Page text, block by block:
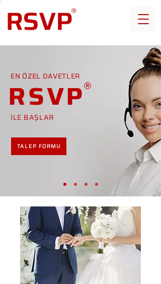
EN ÖZEL DAVETLER
RSVP
İLE BAŞLAR
TALEP FORMU